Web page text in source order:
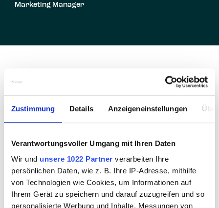
Zustimmung Details Anzeigeneinstellungen
Verantwortungsvoller Umgang mit Ihren Daten
Wir und unsere 1022 Partner verarbeiten Ihre
persönlichen Daten, wie z. B. Ihre IP-Adresse, mithilfe
von Technologien wie Cookies, um Informationen auf
Ihrem Gerät zu speichern und darauf zuzugreifen und so
personalisierte Werbung und Inhalte, Messungen von
Marketing Manager
So feiern wir bei Promedis24
Wir bewegen uns gemeinsam, lachen zusammen und
zusammen, unterstützen uns und werden jeden Tag ein
bisschen stärker. Gemeinsam als
EINE Promedis24
zeigen wir, wie viel Power in Bewegung steckt!